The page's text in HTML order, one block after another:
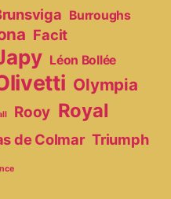
Burroughs
Facit
Léon Bollée
Olympia
Rooy Royal
de Colmar Triumph